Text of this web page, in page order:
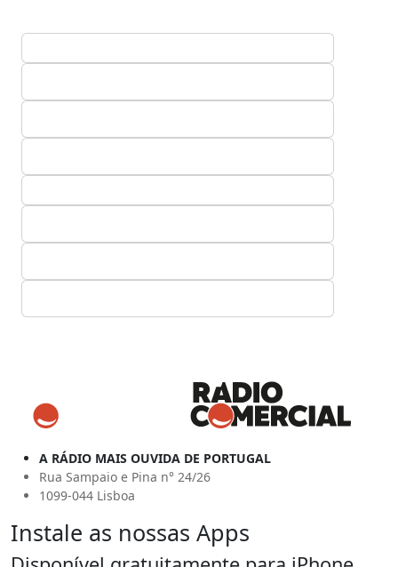
A RÁDIO MAIS OUVIDA DE PORTUGAL
Rua Sampaio e Pina n° 24/26
1099-044 Lisboa
Instale as nossas Apps